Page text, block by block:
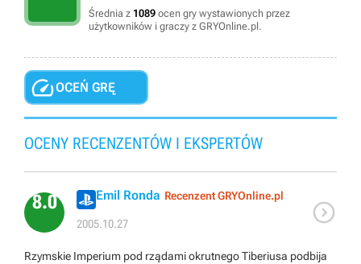
Średnia z 1089 ocen gry wystawionych przez
użytkowników i graczy z GRYOnline.pl.
OCEŃ GRĘ
OCENY RECENZENTÓW I EKSPERTÓW
8.0 Emil Ronda Recenzent GRYOnline.pl
2005.10.27 
Rzymskie Imperium pod rządami okrutnego Tiberiusa podbija